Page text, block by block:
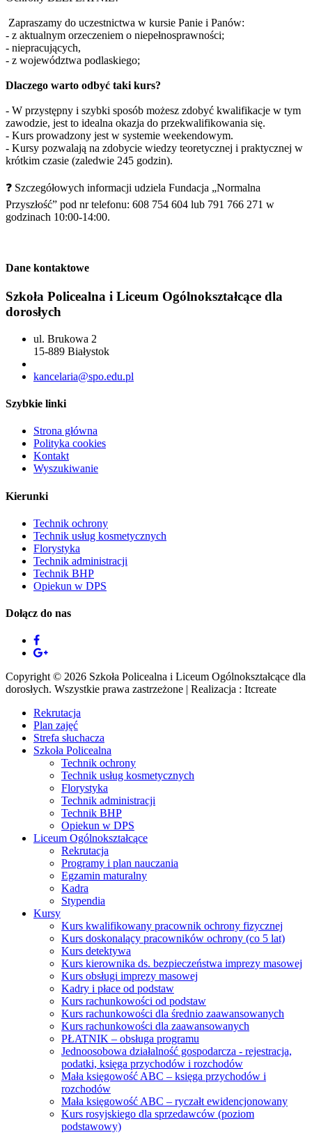
Zapraszamy do uczestnictwa w kursie Panie i Panów:
- z aktualnym orzeczeniem o niepełnosprawności;
- niepracujących,
- z województwa podlaskiego;
Dlaczego warto odbyć taki kurs?
- W przystępny i szybki sposób możesz zdobyć kwalifikacje w tym
zawodzie, jest to idealna okazja do przekwalifikowania się.
- Kurs prowadzony jest w systemie weekendowym.
- Kursy pozwalają na zdobycie wiedzy teoretycznej i praktycznej w
krótkim czasie (zaledwie 245 godzin).
❓ Szczegółowych informacji udziela Fundacja „Normalna
Przyszłość” pod nr telefonu: 608 754 604 lub 791 766 271 w
godzinach 10:00-14:00.
Dane kontaktowe
Szkoła Policealna i Liceum Ogólnokształcące dla
dorosłych
ul. Brukowa 2
15-889 Białystok
kancelaria@spo.edu.pl
Szybkie linki
Strona główna
Polityka cookies
Kontakt
Wyszukiwanie
Kierunki
Technik ochrony
Technik usług kosmetycznych
Florystyka
Technik administracji
Technik BHP
Opiekun w DPS
Dołącz do nas
Copyright © 2026 Szkoła Policealna i Liceum Ogólnokształcące dla
dorosłych. Wszystkie prawa zastrzeżone | Realizacja : Itcreate
Rekrutacja
Plan zajęć
Strefa słuchacza
Szkoła Policealna
Technik ochrony
Technik usług kosmetycznych
Florystyka
Technik administracji
Technik BHP
Opiekun w DPS
Liceum Ogólnokształcące
Rekrutacja
Programy i plan nauczania
Egzamin maturalny
Kadra
Stypendia
Kursy
Kurs kwalifikowany pracownik ochrony fizycznej
Kurs doskonalący pracowników ochrony (co 5 lat)
Kurs detektywa
Kurs kierownika ds. bezpieczeństwa imprezy masowej
Kurs obsługi imprezy masowej
Kadry i płace od podstaw
Kurs rachunkowości od podstaw
Kurs rachunkowości dla średnio zaawansowanych
Kurs rachunkowości dla zaawansowanych
PŁATNIK – obsługa programu
Jednoosobowa działalność gospodarcza - rejestracja,
podatki, księga przychodów i rozchodów
Mała księgowość ABC – księga przychodów i
rozchodów
Mała księgowość ABC – ryczałt ewidencjonowany
Kurs rosyjskiego dla sprzedawców (poziom
podstawowy)